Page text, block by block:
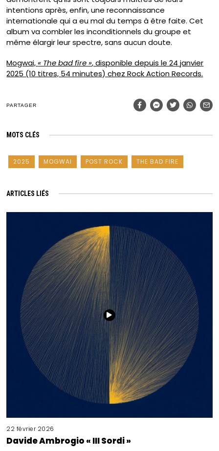
intentions après, enfin, une reconnaissance
internationale qui a eu mal du temps à être faite. Cet
album va combler les inconditionnels du groupe et
même élargir leur spectre, sans aucun doute.
Mogwai,« The bad fire », disponible depuis le 24 janvier
2025 (10 titres, 54 minutes) chez Rock Action Records.
PARTAGER
MOTS CLÉS
2025 MOGWAI POST ROCK THE BAD FIRE
ARTICLES LIÉS
22 février 2026
Davide Ambrogio « III Sordi »